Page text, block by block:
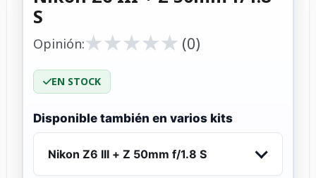
S
Opinión:★
★★
★★
★★
★★
★ (0)
EN STOCK
Disponible también en varios kits
Nikon Z6 III + Z 50mm f/1.8 S